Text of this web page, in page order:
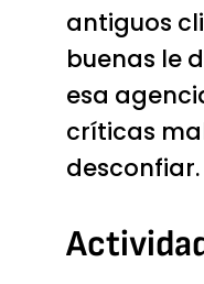
antiguos
buenas le
esa
críticas
desconfiar.